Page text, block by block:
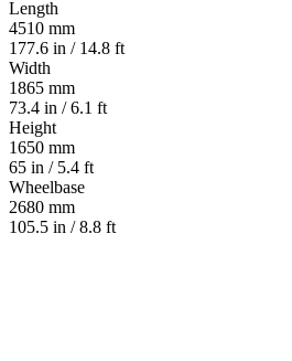
Length
4510 mm
177.6 in / 14.8 ft
Width
1865 mm
73.4 in / 6.1 ft
Height
1650 mm
65 in / 5.4 ft
Wheelbase
2680 mm
105.5 in / 8.8 ft